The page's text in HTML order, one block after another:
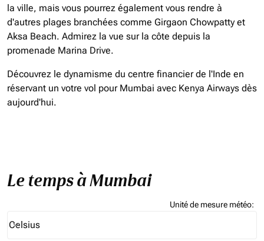
la ville, mais vous pourrez également vous rendre à
d'autres plages branchées comme Girgaon Chowpatty et
Aksa Beach. Admirez la vue sur la côte depuis la
promenade Marina Drive.
Découvrez le dynamisme du centre financier de l'Inde en
réservant un votre vol pour Mumbai avec Kenya Airways dès
aujourd'hui.
Le temps à Mumbai
Unité de mesure météo:
Celsius
keyboard_arrow_down